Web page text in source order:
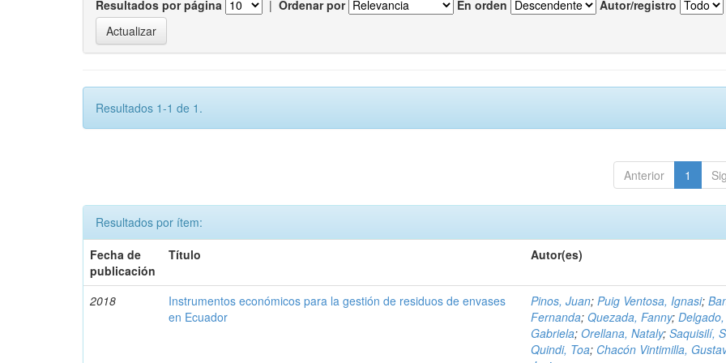
Resultados por página | Ordenar por En orden Autor/registro
Resultados 1-1 de 1.
Anterior 1
Resultados por ítem:
Fecha de
publicación
Título Autor(es)
2018
Instrumentos económicos para la gestión de residuos de envases
en Ecuador
Pinos, Juan;Puig Ventosa, Ignasi;
Fernanda;Quezada, Fanny;Delgado,
Gabriela;Orellana, Nataly;Saquisilí,
Quindi, Toa; Chacón Vintimilla,